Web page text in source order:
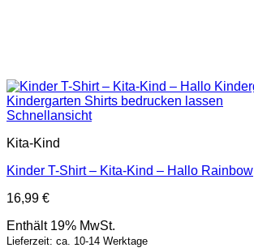
Schnellansicht
Kita-Kind
Kinder T-Shirt – Kita-Kind – Hallo Rainbow
16,99 €
Enthält 19% MwSt.
Lieferzeit: ca. 10-14 Werktage